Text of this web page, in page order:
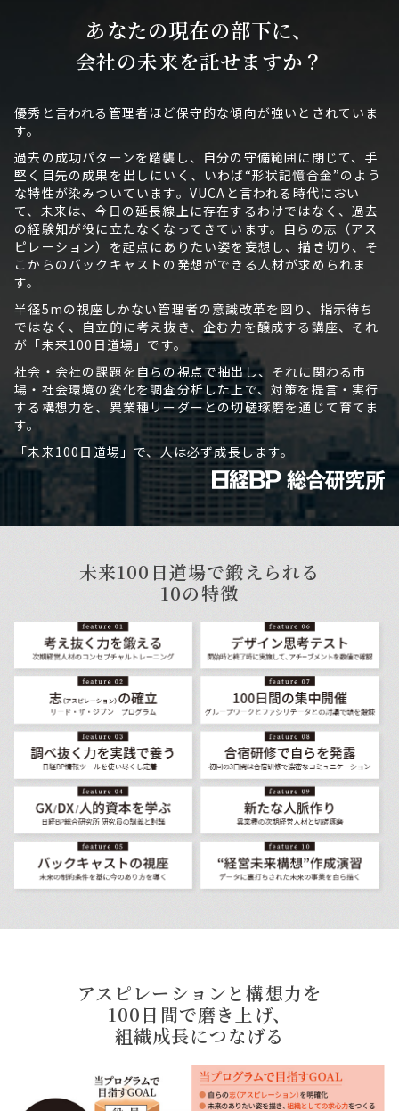
あなたの現在の部下に、
会社の未来を託せますか？
優秀と言われる管理者ほど保守的な傾向が強いとされていま
す。
過去の成功パターンを踏襲し、自分の守備範囲に閉じて、手
堅く目先の成果を出しにいく、いわば“形状記憶合金”のよう
な特性が染みついています。VUCAと言われる時代におい
て、未来は、今日の延長線上に存在するわけではなく、過去
の経験知が役に立たなくなってきています。自らの志（アス
ピレーション）を起点にありたい姿を妄想し、描き切り、そ
こからのバックキャストの発想ができる人材が求められま
す。
半径5mの視座しかない管理者の意識改革を図り、指示待ち
ではなく、自立的に考え抜き、企む力を醸成する講座、それ
が「未来100日道場」です。
社会・会社の課題を自らの視点で抽出し、それに関わる市
場・社会環境の変化を調査分析した上で、対策を提言・実行
する構想力を、異業種リーダーとの切磋琢磨を通じて育てま
す。
「未来100日道場」で、人は必ず成長します。
未来100日道場で鍛えられる
10の特徴
アスピレーションと構想力を
100日間で磨き上げ、
組織成長につなげる